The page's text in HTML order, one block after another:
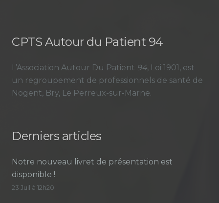
CPTS Autour du Patient 94
L’Association Autour Du Patient 94, Loi 1901, est
un regroupement de professionnels de santé de
Nogent, Bry, Le Perreux-sur-Marne.
Derniers articles
Notre nouveau livret de présentation est
disponible !
23 Juil à 12h20